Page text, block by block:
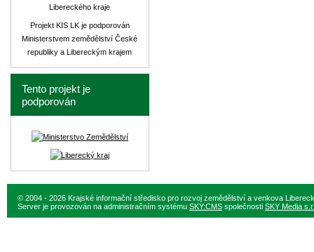
Libereckého kraje
Projekt KIS LK je podporován
Ministerstvem zemědělství České
republiky a Libereckým krajem
Tento projekt je
podporován
© 2004 - 2026 Krajské informační středisko pro rozvoj zemědělství a venkova
Server je provozován na administračním systému SKY:CMS společnosti SKY Media